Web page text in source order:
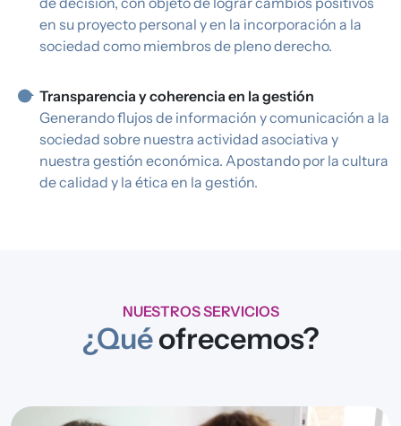
en su proyecto personal y en la incorporación a la
sociedad como miembros de pleno derecho.
Transparencia y coherencia en la gestión
Generando flujos de información y comunicación a la
sociedad sobre nuestra actividad asociativa y
nuestra gestión económica. Apostando por la cultura
de calidad y la ética en la gestión.
NUESTROS SERVICIOS
¿Quéofrecemos?
Imagen